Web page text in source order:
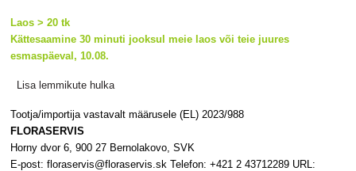
Laos > 20 tk
Kättesaamine 30 minuti jooksul meie laos või teie juures
esmaspäeval, 10.08.
Lisa lemmikute hulka
Tootja/importija vastavalt määrusele (EL) 2023/988
FLORASERVIS
Horny dvor 6, 900 27 Bernolakovo, SVK
E-post: floraservis@floraservis.sk Telefon: +421 2 43712289 URL: